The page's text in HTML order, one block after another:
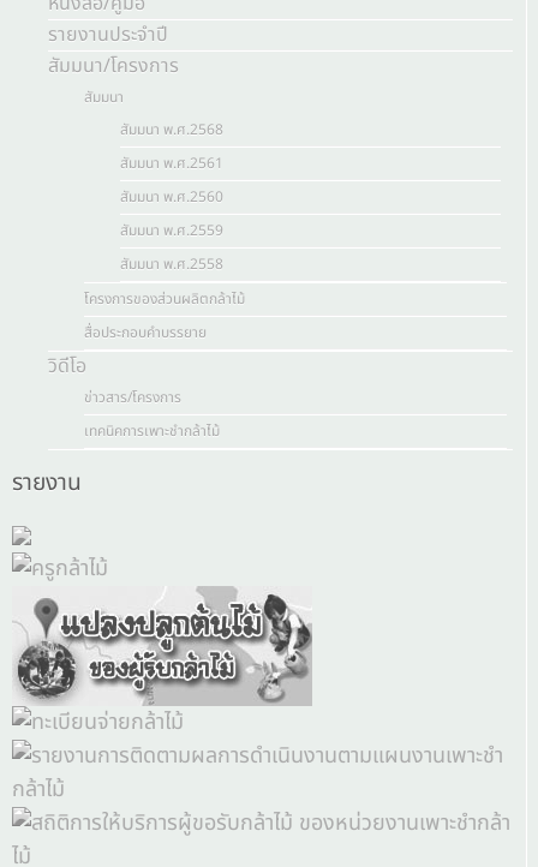
รายงานประจำปี
สัมมนา/โครงการ
สัมมนา
สัมมนา พ.ศ.2568
สัมมนา พ.ศ.2561
สัมมนา พ.ศ.2560
สัมมนา พ.ศ.2559
สัมมนา พ.ศ.2558
โครงการของส่วนผลิตกล้าไม้
สื่อประกอบคำบรรยาย
วิดีโอ
ข่าวสาร/โครงการ
เทคนิคการเพาะชำกล้าไม้
รายงาน